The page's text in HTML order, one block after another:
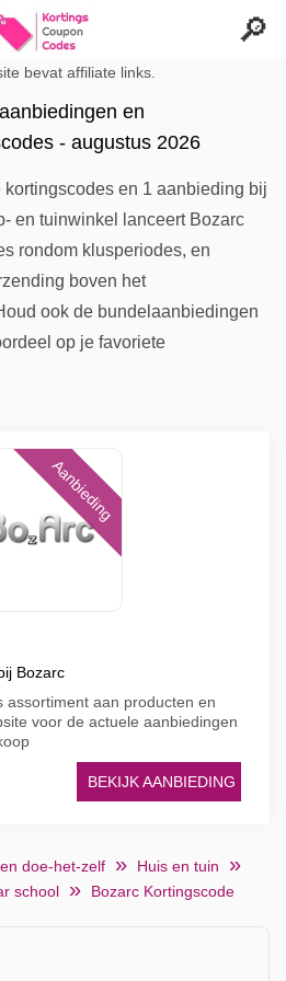
bevat affiliate links.
en
- augustus 2026
kortingscodes en 1 aanbieding bij
en tuinwinkel lanceert Bozarc
rondom klusperiodes, en
boven het
ook de bundelaanbiedingen
op je favoriete
Aanbieding
Bozarc
assortiment aan producten en
voor de actuele aanbiedingen
BEKIJK AANBIEDING
doe-het-zelf
Huis en tuin
school Bozarc Kortingscode